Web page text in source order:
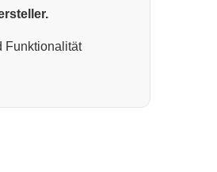
Funktionalität